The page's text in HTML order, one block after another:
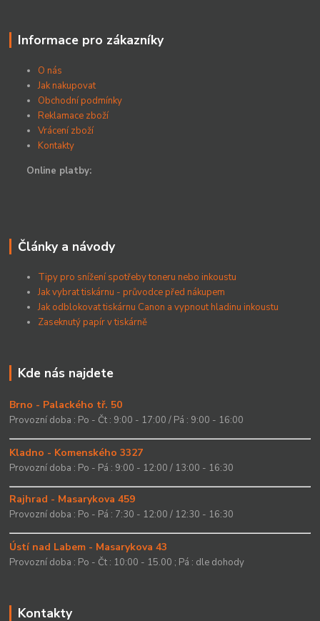
Informace pro zákazníky
O nás
Jak nakupovat
Obchodní podmínky
Reklamace zboží
Vrácení zboží
Kontakty
Online platby:
Články a návody
Tipy pro snížení spotřeby toneru nebo inkoustu
Jak vybrat tiskárnu - průvodce před nákupem
Jak odblokovat tiskárnu Canon a vypnout hladinu inkoustu
Zaseknutý papír v tiskárně
Kde nás najdete
Brno - Palackého tř. 50
Provozní doba : Po - Čt : 9:00 - 17:00 / Pá : 9:00 - 16:00
Kladno - Komenského 3327
Provozní doba : Po - Pá : 9:00 - 12:00 / 13:00 - 16:30
Rajhrad - Masarykova 459
Provozní doba : Po - Pá : 7:30 - 12:00 / 12:30 - 16:30
Ústí nad Labem - Masarykova 43
Provozní doba : Po - Čt : 10:00 - 15.00 ; Pá : dle dohody
Kontakty